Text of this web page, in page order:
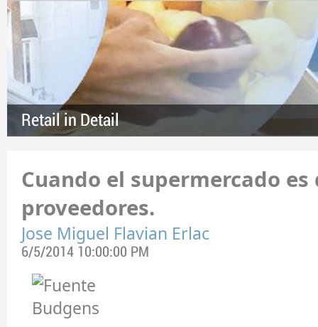
Retail in Detail
Cuando el supermercado
proveedores.
Jose Miguel Flavian Erlac
6/5/2014 10:00:00 PM